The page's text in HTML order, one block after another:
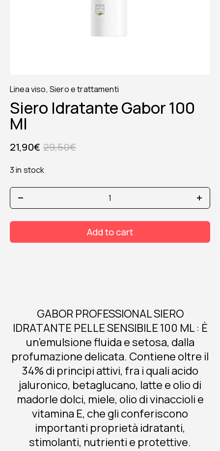
Linea viso, Siero e trattamenti
Siero Idratante Gabor 100
Ml
29,50€
21,90€
3 in stock
siero
idratante
100
quantity
Add to cart
GABOR PROFESSIONAL SIERO
IDRATANTE PELLE SENSIBILE 100 ML : È
un’emulsione fluida e setosa, dalla
profumazione delicata. Contiene oltre il
34% di principi attivi, fra i quali acido
jaluronico, betaglucano, latte e olio di
madorle dolci, miele, olio di vinaccioli e
vitamina E, che gli conferiscono
importanti proprietà idratanti,
stimolanti, nutrienti e protettive.